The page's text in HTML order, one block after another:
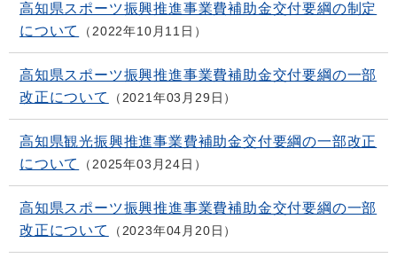
高知県スポーツ振興推進事業費補助金交付要綱の制定
について
2022年10月11日
高知県スポーツ振興推進事業費補助金交付要綱の一部
改正について
2021年03月29日
高知県観光振興推進事業費補助金交付要綱の一部改正
について
2025年03月24日
高知県スポーツ振興推進事業費補助金交付要綱の一部
改正について
2023年04月20日